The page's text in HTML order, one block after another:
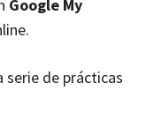
Google My
de prácticas